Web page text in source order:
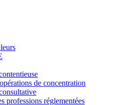
de concentration
professions réglementées